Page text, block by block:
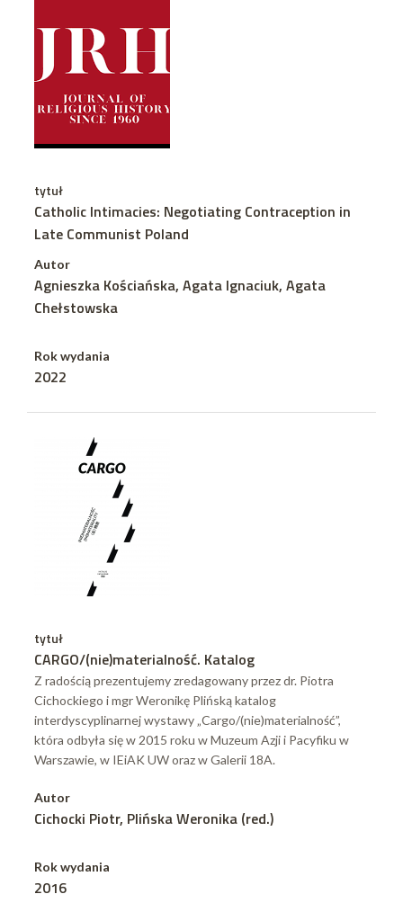
tytuł
Catholic Intimacies: Negotiating Contraception in
Late Communist Poland
Autor
Agnieszka Kościańska, Agata Ignaciuk, Agata
Chełstowska
Rok wydania
2022
tytuł
CARGO/(nie)materialność. Katalog
Z radością prezentujemy zredagowany przez dr. Piotra
Cichockiego i mgr Weronikę Plińską katalog
interdyscyplinarnej wystawy „Cargo/(nie)materialność”,
która odbyła się w 2015 roku w Muzeum Azji i Pacyfiku w
Warszawie, w IEiAK UW oraz w Galerii 18A.
Autor
Cichocki Piotr, Plińska Weronika (red.)
Rok wydania
2016